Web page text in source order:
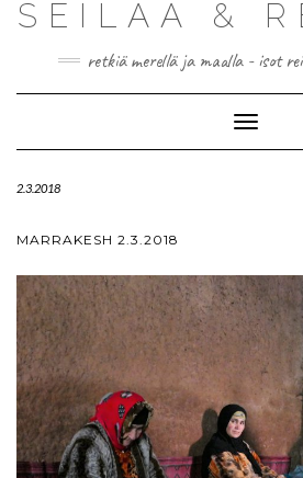
SEILAA &
retkiä merellä ja maalla - isot
Toggle
2.3.2018
MARRAKESH 2.3.2018